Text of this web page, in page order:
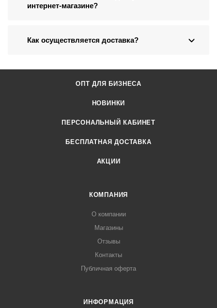
интернет-магазине?
Как осуществляется доставка?
ОПТ ДЛЯ БИЗНЕСА
НОВИНКИ
ПЕРСОНАЛЬНЫЙ КАБИНЕТ
БЕСПЛАТНАЯ ДОСТАВКА
АКЦИИ
КОМПАНИЯ
О компании
Магазины
Отзывы
Контакты
Публичная оферта
ИНФОРМАЦИЯ